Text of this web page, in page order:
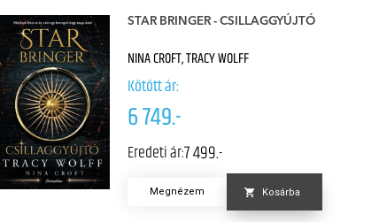
STAR BRINGER - CSILLAGGYÚJTÓ
NINA CROFT, TRACY WOLFF
Kötött ár:
6 749.-
Eredeti ár:7 499.-
Megnézem Kosárba